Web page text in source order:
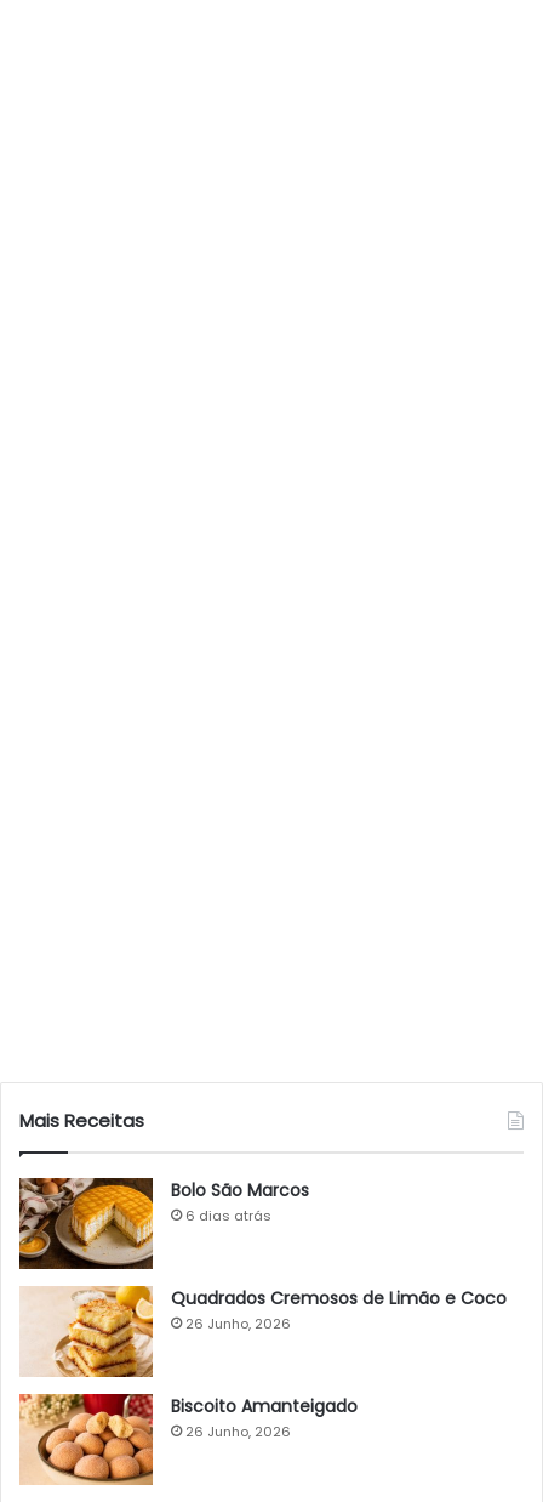
Mais Receitas
Bolo São Marcos
6 dias atrás
Quadrados Cremosos de Limão e Coco
26 Junho, 2026
Biscoito Amanteigado
26 Junho, 2026